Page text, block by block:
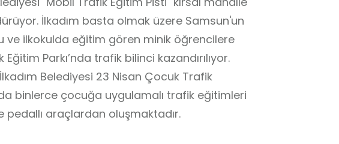
İlkadım basta olmak üzere Samsun'un
ve ilkokulda eğitim gören minik öğrencilere
Parkı’nda trafik bilinci kazandırılıyor.
Belediyesi 23 Nisan Çocuk Trafik
binlerce çocuğa uygulamalı trafik eğitimleri
araçlarımız akülü ve pedallı araçlardan oluşmaktadır.